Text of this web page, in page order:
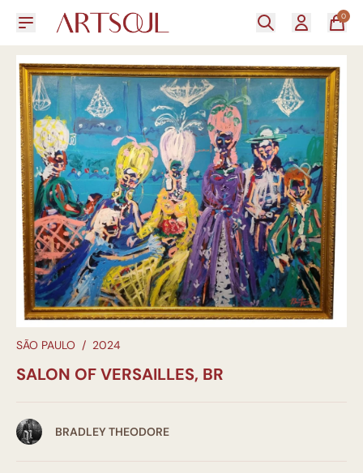
0
SÃO PAULO / 2024
SALON OF VERSAILLES, BR
BRADLEY THEODORE